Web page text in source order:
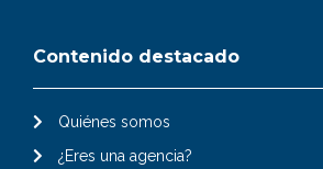
Contenido destacado
Quiénes somos
¿Eres una agencia?